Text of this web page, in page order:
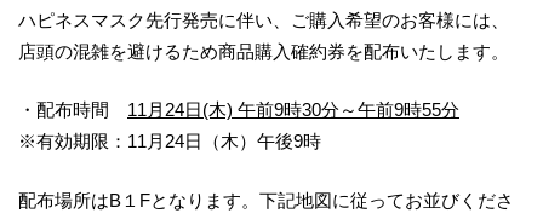
ハピネスマスク先行発売に伴い、ご購入希望のお客様には、
店頭の混雑を避けるため商品購入確約券を配布いたします。
・配布時間 11月24日(木) 午前9時30分～午前9時55分
※有効期限：11月24日（木）午後9時
配布場所はB１Fとなります。下記地図に従ってお並びくださ